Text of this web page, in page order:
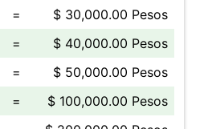
=
$ 30,000.00 Pesos
=
$ 40,000.00 Pesos
=
$ 50,000.00 Pesos
=
$ 100,000.00 Pesos